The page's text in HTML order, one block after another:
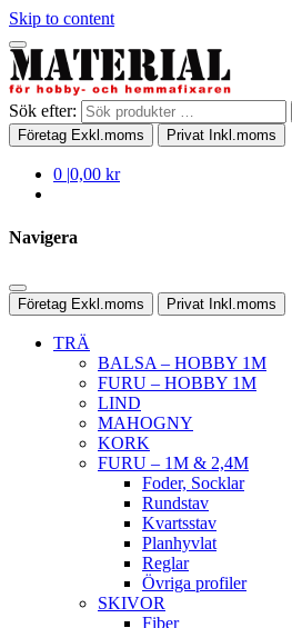
Skip to content
Sök efter:
Företag Exkl.moms Privat Inkl.moms
0 |0,00 kr
Navigera
Företag Exkl.moms Privat Inkl.moms
TRÄ
BALSA – HOBBY 1M
FURU – HOBBY 1M
LIND
MAHOGNY
KORK
FURU – 1M & 2,4M
Foder, Socklar
Rundstav
Kvartsstav
Planhyvlat
Reglar
Övriga profiler
SKIVOR
Fiber